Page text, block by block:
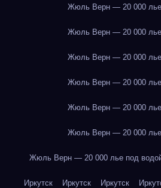
Жюль Верн — 20 000 лье
Жюль Верн — 20 000 лье
Жюль Верн — 20 000 лье
Жюль Верн — 20 000 лье
Жюль Верн — 20 000 лье
Жюль Верн — 20 000 лье
Жюль Верн — 20 000 лье под
Иркутск Иркутск Иркутск